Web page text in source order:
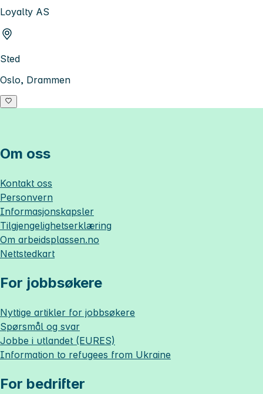
Loyalty AS
Sted
Oslo, Drammen
Om oss
Kontakt oss
Personvern
Informasjonskapsler
Tilgjengelighetserklæring
Om arbeidsplassen.no
Nettstedkart
For jobbsøkere
Nyttige artikler for jobbsøkere
Spørsmål og svar
Jobbe i utlandet (EURES)
Information to refugees from Ukraine
For bedrifter